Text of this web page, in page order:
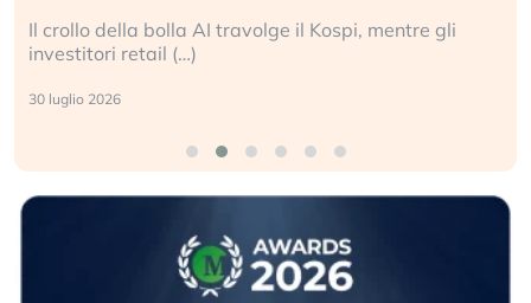
Il crollo della bolla AI travolge il Kospi, mentre gli
investitori retail (…)
30 luglio 2026